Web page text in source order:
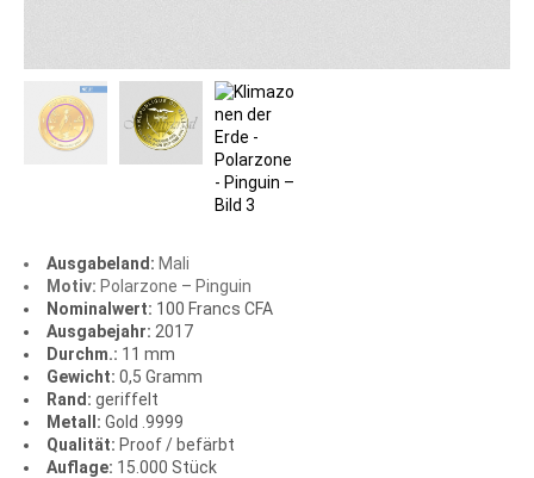
Ausgabeland: Mali
Motiv: Polarzone – Pinguin
Nominalwert: 100 Francs CFA
Ausgabejahr: 2017
Durchm.: 11 mm
Gewicht: 0,5 Gramm
Rand: geriffelt
Metall: Gold .9999
Qualität: Proof / befärbt
Auflage: 15.000 Stück